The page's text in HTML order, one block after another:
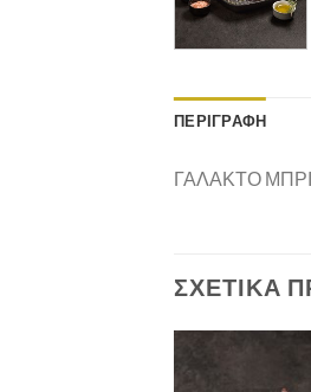
ΠΕΡΙΓΡΑΦΉ
ΓΑΛΑΚΤΟ
ΣΧΕΤΙΚΆ